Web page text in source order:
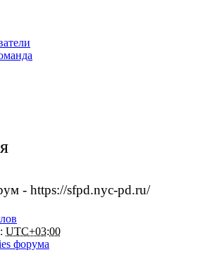
- https://sfpd.nyc-pd.ru/
UTC+03:00
форума